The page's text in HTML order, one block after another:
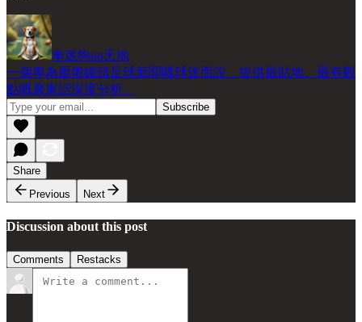
車迷狗up天地
一個專為厭倦罐頭足球新聞嘅球迷而設，提供最貼地、最有觀
點嘅廣東話深度分析。
Share
Previous
Next
Discussion about this post
Comments Restacks